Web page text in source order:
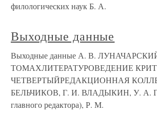
филологических наук Б. А.
Выходные данные
Выходные данные А. В.
ТОМАХЛИТЕРАТУРОВЕДЕНИЕ
ЧЕТВЕРТЫЙРЕДАКЦИОННАЯ
БЕЛЬЧИКОВ, Г. И. ВЛАДЫКИН, У. А.
главного редактора), Р. М.